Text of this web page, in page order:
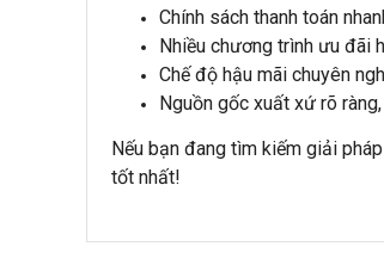
Chính sách thanh toán
Nhiều chương trình ưu đãi
Chế độ hậu mãi chuyên
Nguồn gốc xuất xứ rõ
Nếu bạn đang tìm kiếm giải
tốt nhất!